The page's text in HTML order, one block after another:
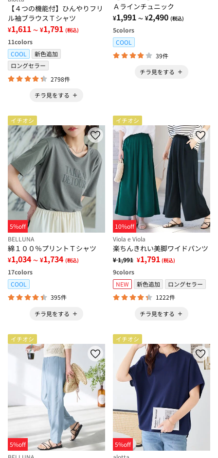
【４つの機能付】ひんやりフリ
ル袖ブラウスＴシャツ
¥1,611 ～ ¥1,791 (税込)
11colors
COOL
新色追加
ロングセラー
2798件
チラ見をする
Ａラインチュニック
¥1,991 ～ ¥2,490 (税込)
5colors
COOL
39件
チラ見をする
イチオシ
5%off
BELLUNA
綿１００％プリントＴシャツ
¥1,034 ～ ¥1,734 (税込)
17colors
COOL
395件
チラ見をする
イチオシ
10%off
Viola e Viola
楽ちんきれい美脚ワイドパンツ
¥ 1,991 ¥1,791 (税込)
9colors
NEW
新色追加
ロングセラー
1222件
チラ見をする
イチオシ
5%off
イチオシ
5%off